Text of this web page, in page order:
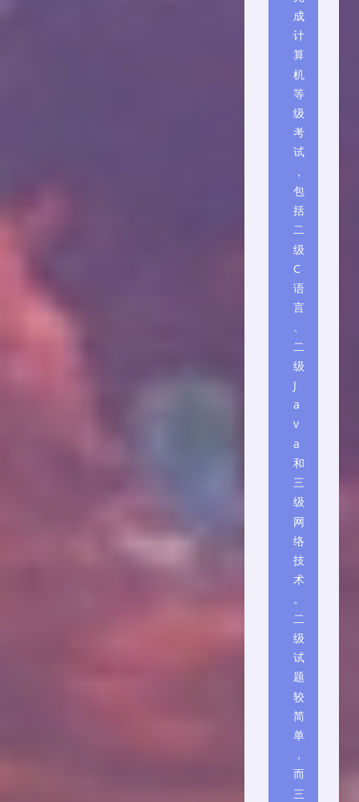
成
计
算
机
等
级
考
试
，
包
括
二
级
C
语
言
、
二
级
J
a
v
a
和
三
级
网
络
技
术
。
二
级
试
题
较
简
单
，
而
三